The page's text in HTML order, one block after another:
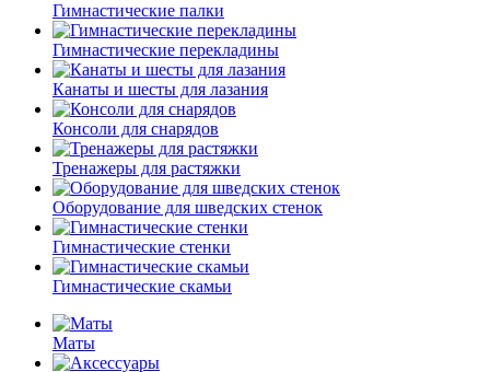
Гимнастические палки
Гимнастические перекладины
Канаты и шесты для лазания
Консоли для снарядов
Тренажеры для растяжки
Оборудование для шведских стенок
Гимнастические стенки
Гимнастические скамьи
Маты